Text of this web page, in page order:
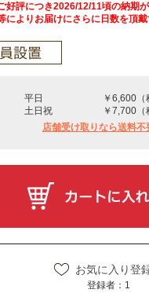
好評につき2026/12/11頃の納期
によりお届けにさらに日数を頂戴
平日
￥6,600（
土日祝
￥7,700（
店舗受け取りなら送料不
お気に入り登
登録者： 1